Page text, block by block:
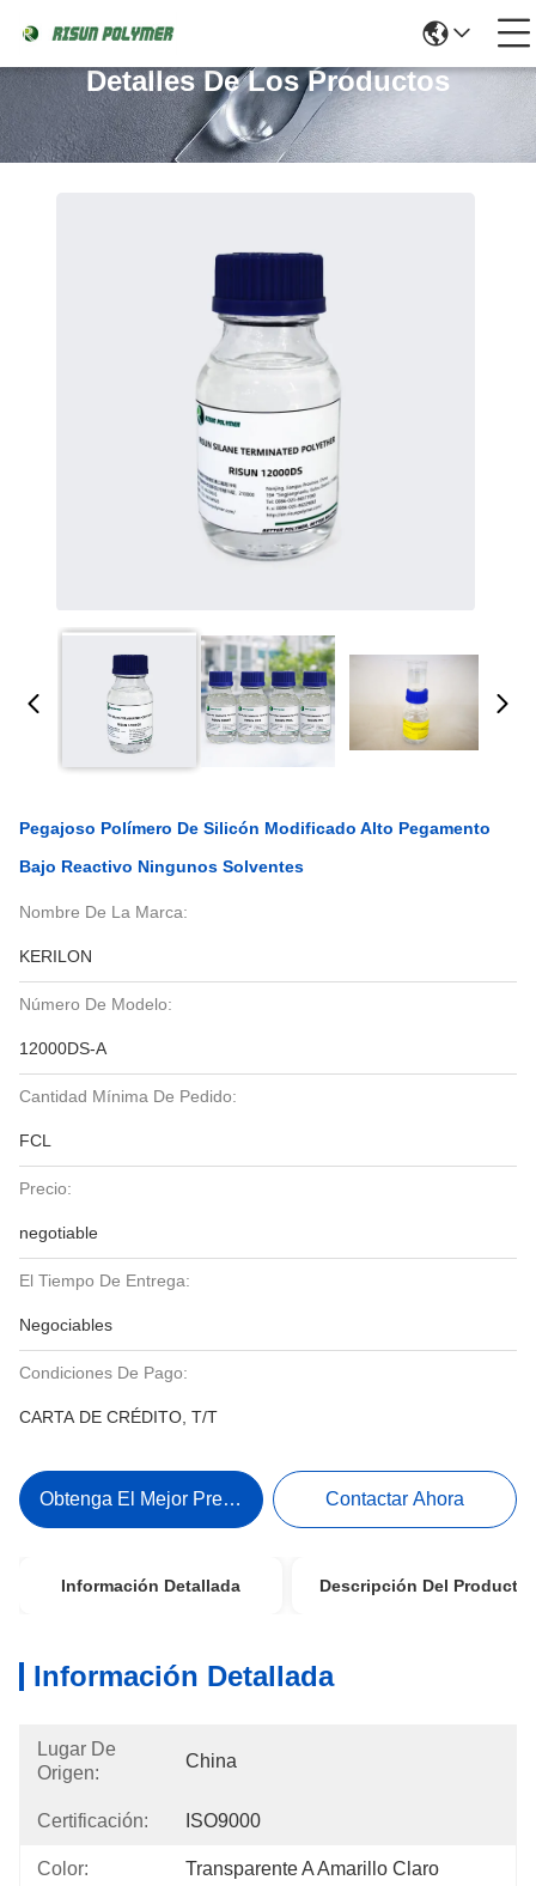
Detalles De Los Productos
Pegajoso Polímero De Silicón Modificado Alto Pegamento
Bajo Reactivo Ningunos Solventes
Nombre De La Marca:
KERILON
Número De Modelo:
12000DS-A
Cantidad Mínima De Pedido:
FCL
Precio:
negotiable
El Tiempo De Entrega:
Negociables
Condiciones De Pago:
CARTA DE CRÉDITO, T/T
Obtenga El Mejor Precio Contactar Ahora
Información Detallada Descripción Del Producto
Información Detallada
Lugar De
Origen:
China
Certificación: ISO9000
Color: Transparente A Amarillo Claro